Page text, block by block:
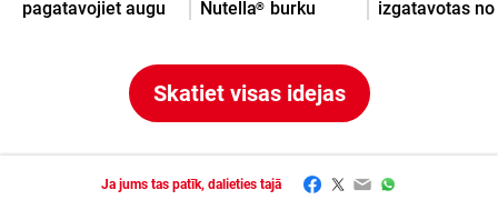
pagatavojiet augu
Nutella® burku
izgatavotas no
Skatiet visas idejas
Ja jums tas patīk, dalieties tajā Facebook
Twitter
EmailWhatsApp